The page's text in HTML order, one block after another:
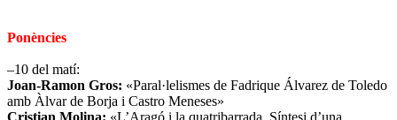
Ponències
–10 del matí:
Joan-Ramon Gros: «Paral·lelismes de Fadrique Álvarez de Toledo
amb Àlvar de Borja i Castro Meneses»
Cristian Molina: «L’Aragó i la quatribarrada. Síntesi d’una